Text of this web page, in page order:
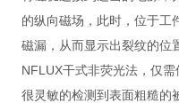
的纵向磁场，此时，位
磁漏，从而显示出裂纹的位置
NFLUX干式非荧光法，仅需
很灵敏的检测到表面粗糙的被